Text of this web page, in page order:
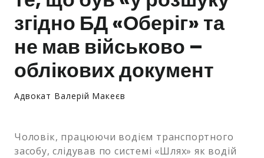
згідно БД «Оберіг» та
не мав військово –
облікових документ
Адвокат Валерій Макеєв
Чоловік, працюючи водієм транспортного
засобу, слідував по системі «Шлях» як водій